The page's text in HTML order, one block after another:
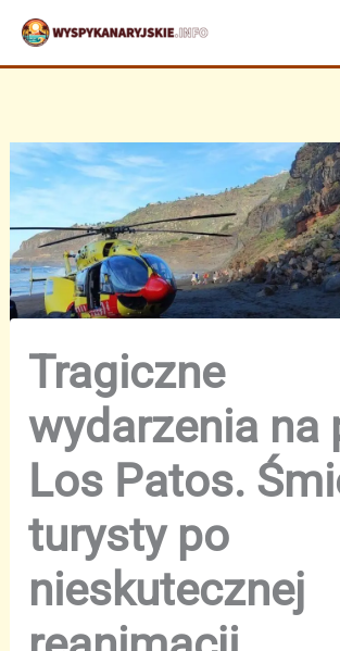
Przejdź
treści
Tragiczne
wydarzenia na
Los Patos.
turysty po
nieskutecznej